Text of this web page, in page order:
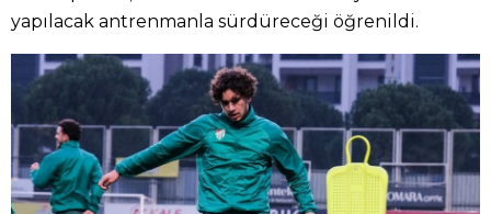
yapılacak antrenmanla sürdüreceği öğrenildi.